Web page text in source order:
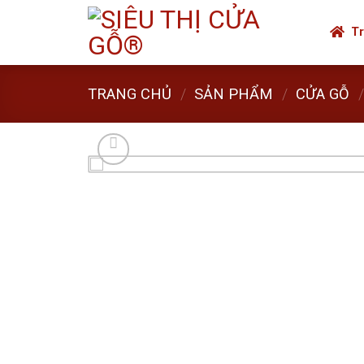
TRANG CHỦ / SẢN PHẨM / CỬA GỖ /